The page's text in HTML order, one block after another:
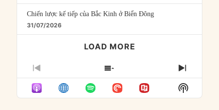
Chiến lược kế tiếp của Bắc Kinh ở Biển Đông
31/07/2026
LOAD MORE
PREVIOUS
EPISODE
SHOW
EPISODES
LIST
NEXT
Show
Podcast